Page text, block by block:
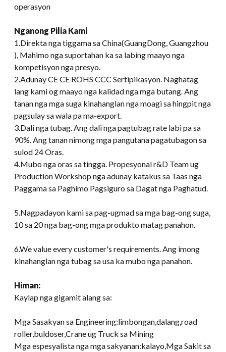
operasyon
Nganong Pilia Kami
1.Direkta nga tiggama sa China(GuangDong, Guangzhou
), Mahimo nga suportahan ka sa labing maayo nga
kompetisyon nga presyo.
2.Adunay CE CE ROHS CCC Sertipikasyon. Naghatag
lang kami og maayo nga kalidad nga mga butang. Ang
tanan nga mga suga kinahanglan nga moagi sa hingpit nga
pagsulay sa wala pa ma-export.
3.Dali nga tubag. Ang dali nga pagtubag rate labi pa sa
90%. Ang tanan nimong mga pangutana pagatubagon sa
sulod 24 Oras.
4.Mubo nga oras sa tingga. Propesyonal r&D Team ug
Production Workshop nga adunay katakus sa Taas nga
Paggama sa Paghimo Pagsiguro sa Dagat nga Paghatud.
5.Nagpadayon kami sa pag-ugmad sa mga bag-ong suga,
10 sa 20 nga bag-ong mga produkto matag panahon.
6.We value every customer's requirements . Ang imong
kinahanglan nga tubag sa usa ka mubo nga panahon.
Himan:
Kaylap nga gigamit alang sa:
Mga Sasakyan sa Engineering:limbongan,dalang,road
roller,buldoser,Crane ug Truck sa Mining
Mga espesyalista nga mga sakyanan:kalayo,Mga Sakit sa